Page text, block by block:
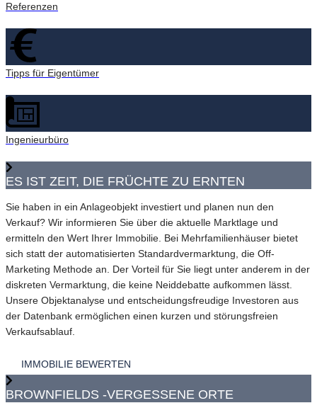
Referenzen
Tipps für Eigentümer
Ingenieurbüro
ES IST ZEIT, DIE FRÜCHTE ZU ERNTEN
Sie haben in ein Anlageobjekt investiert und planen nun den
Verkauf? Wir informieren Sie über die aktuelle Marktlage und
ermitteln den Wert Ihrer Immobilie. Bei Mehrfamilienhäuser bietet
sich statt der automatisierten Standardvermarktung, die Off-
Marketing Methode an. Der Vorteil für Sie liegt unter anderem in der
diskreten Vermarktung, die keine Neiddebatte aufkommen lässt.
Unsere Objektanalyse und entscheidungsfreudige Investoren aus
der Datenbank ermöglichen einen kurzen und störungsfreien
Verkaufsablauf.
IMMOBILIE BEWERTEN
BROWNFIELDS -VERGESSENE ORTE